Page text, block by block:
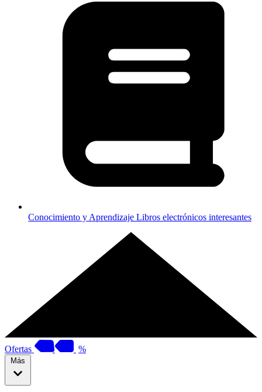
Conocimiento y Aprendizaje Libros electrónicos interesantes
Ofertas %
Más